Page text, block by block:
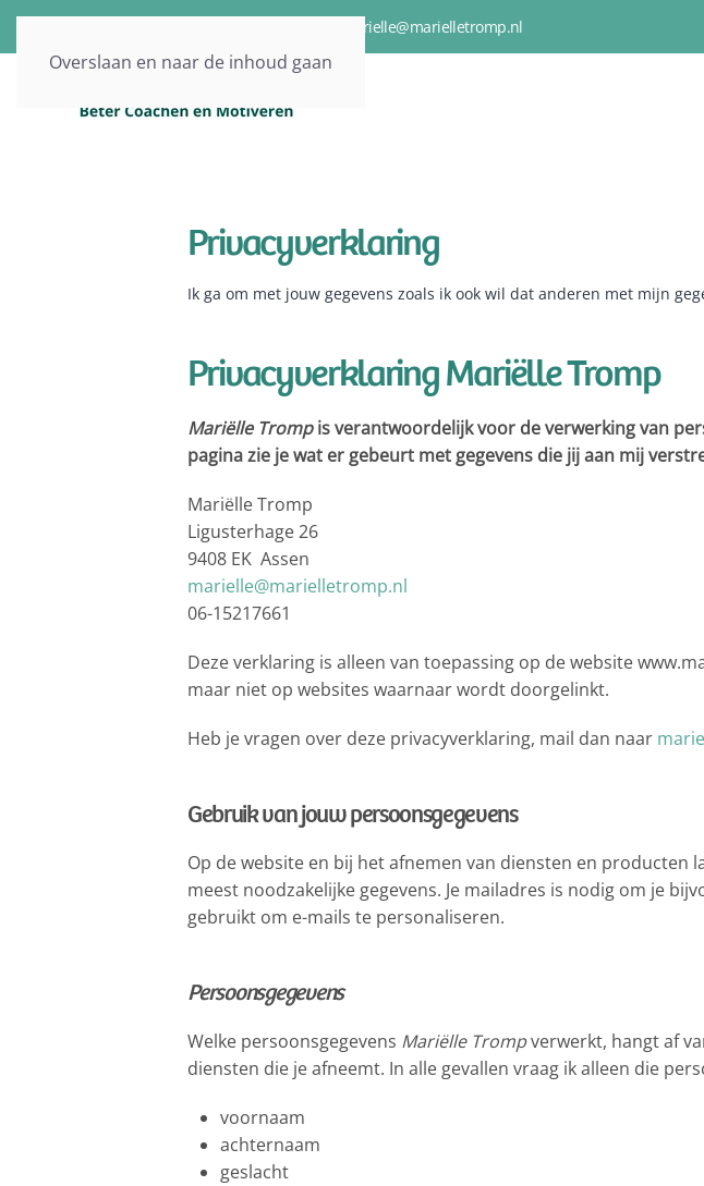
Overslaan en naar de inhoud gaan
marielle@marielletromp.nl
Privacyverklaring
Ik ga om met jouw gegevens zoals ik ook wil dat anderen met mijn
Privacyverklaring Mariëlle Tromp
Mariëlle Trompis verantwoordelijk voor de verwerking van
pagina zie je wat er gebeurt met gegevens die jij aan mij
Mariëlle Tromp
Ligusterhage 26
9408 EK Assen
marielle@marielletromp.nl
06-15217661
Deze verklaring is alleen van toepassing op de website
maar niet op websites waarnaar wordt doorgelinkt.
Heb je vragen over deze privacyverklaring, mail dan naar
Gebruik van jouw persoonsgegevens
Op de website en bij het afnemen van diensten en producten
meest noodzakelijke gegevens. Je mailadres is nodig om je
gebruikt om e-mails te personaliseren.
Persoonsgegevens
Welke persoonsgegevens Mariëlle Trompverwerkt, hangt af
diensten die je afneemt. In alle gevallen vraag ik alleen die
voornaam
achternaam
geslacht